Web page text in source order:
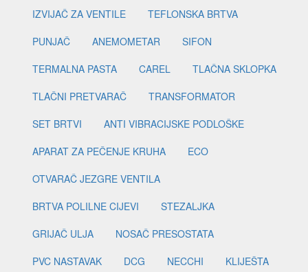
IZVIJAČ ZA VENTILE
TEFLONSKA BRTVA
PUNJAČ
ANEMOMETAR
SIFON
TERMALNA PASTA
CAREL
TLAČNA SKLOPKA
TLAČNI PRETVARAČ
TRANSFORMATOR
SET BRTVI
ANTI VIBRACIJSKE PODLOŠKE
APARAT ZA PEČENJE KRUHA
ECO
OTVARAČ JEZGRE VENTILA
BRTVA POLILNE CIJEVI
STEZALJKA
GRIJAČ ULJA
NOSAČ PRESOSTATA
PVC NASTAVAK
DCG NECCHI
KLIJEŠTA